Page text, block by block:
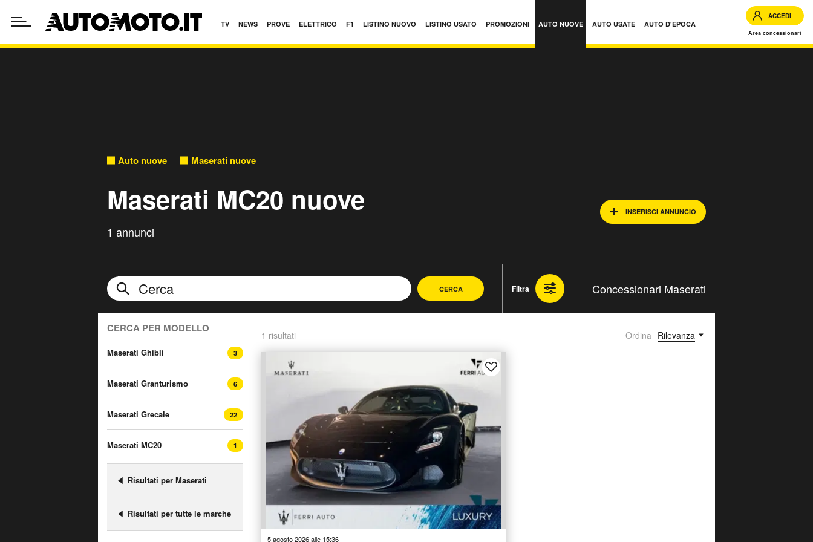
TV NEWS PROVE ELETTRICO F1 LISTINO NUOVO LISTINO USATO PROMOZIONI AUTO NUOVE AUTO USATE AUTO D'EPOCA
ACCEDI
Area concessionari
Auto nuove Maserati nuove
Maserati MC20 nuove
1 annunci
INSERISCI ANNUNCIO
CERCA Filtra Concessionari Maserati
CERCA PER MODELLO
Maserati Ghibli 3
Maserati Granturismo 6
Maserati Grecale 22
Maserati MC20 1
Risultati per Maserati
Risultati per tutte le marche
1 risultati Ordina Rilevanza
5 agosto 2026 alle 15:36